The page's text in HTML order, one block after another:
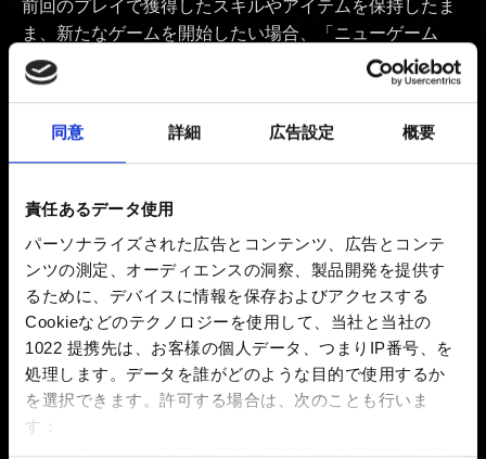
同意 詳細 広告設定 概要
責任あるデータ使用
パーソナライズされた広告とコンテンツ、広告とコンテ
ンツの測定、オーディエンスの洞察、製品開発を提供す
るために、デバイスに情報を保存およびアクセスする
Cookieなどのテクノロジーを使用して、当社と当社の
1022 提携先は、お客様の個人データ、つまりIP番号、を
処理します。データを誰がどのような目的で使用するか
を選択できます。 許可する場合は、次のことも行いま
す：
ま、新たなゲームを開始したい場合、「ニューゲーム
＋」というDLCをご利用ください。
合、ゲームをプレイするプラットフォームに「ニューゲ
ーム＋」DLCをダウンロードする必要があります（DLC
を取得する方法はこちら
ウィッチャー３の「ゲームオブザイヤーエディション」
を所持している場合は、DLCが既に含まれていますの
で、個別でダウンロードすることはできません。
メインストーリーをクリアすると、メインメニューから
「ニューゲーム＋」を開始できるようになります。
※既に「ニューゲーム＋」を開始したセーブデ ー タをご
利用の場合、改めて開始することは不可能です。ゲラル
トと新たな旅に出たい場合は、通常の「ニューゲーム」